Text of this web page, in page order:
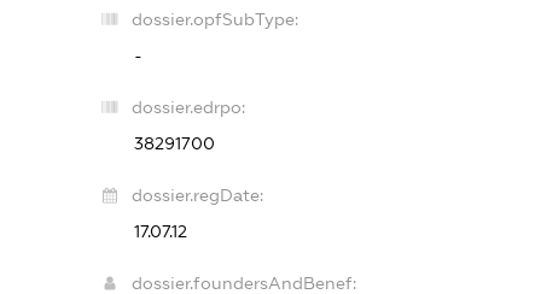
dossier.opfSubType:
-
dossier.edrpo:
38291700
dossier.regDate:
17.07.12
dossier.foundersAndBenef: